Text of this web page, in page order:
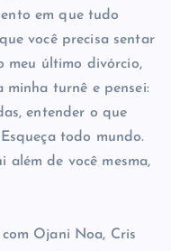
em que tudo
você precisa sentar
meu último divórcio,
minha turnê e pensei:
entender o que
todo mundo.
além de você mesma,
Ojani Noa, Cris